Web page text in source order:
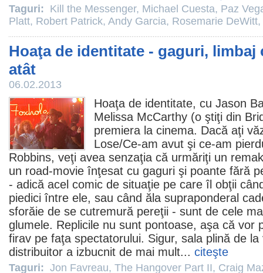
Taguri: Kill the Messenger, Michael Cuesta, Paz
Platt, Robert Patrick, Andy Garcia, Rosemarie DeWitt,
Hoaţa de identitate - gaguri, limbaj
atât
06.02.2013
Hoaţa de identitate, cu Jason
Melissa McCarthy (o ştiţi din
premiera la cinema. Dacă aţi
Lose/Ce-am avut şi ce-am
Robbins, veţi avea senzaţia că urmăriţi un
un road-movie înţesat cu gaguri şi poante fără
- adică acel comic de situaţie pe care îl obţii
piedici între ele, sau când ăla supraponderal
sforăie de se cutremură pereţii - sunt de cele
glumele. Replicile nu sunt pontoase, aşa că vor
firav pe faţa spectatorului. Sigur, sala plină de
distribuitor a izbucnit de mai mult... citeşte
Taguri: Jon Favreau, The Hangover Part II, Craig